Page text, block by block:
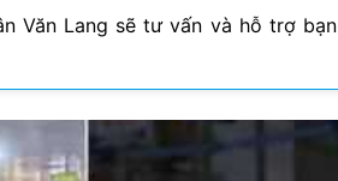
Văn Lang sẽ tư vấn và hỗ trợ bạn